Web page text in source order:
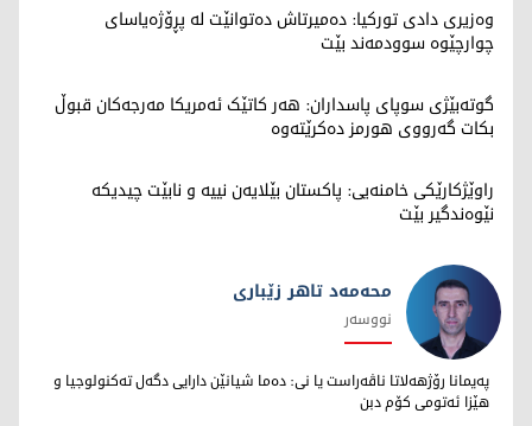
وەزیری دادی تورکیا: دەمیرتاش دەتوانێت لە پڕۆژەیاسای
چوارچێوە سوودمەند بێت
گوتەبێژی سوپای پاسداران: هەر کاتێک ئەمریکا مەرجەکان قبوڵ
بکات گەرووی هورمز دەکرێتەوە
راوێژکارێکی خامنەیی: پاکستان بێلایەن نییە و نابێت چیدیکە
نێوەندگیر بێت
محەمەد تاهر زێبارى
محەمەد تاهر زێبارى
نووسەر
پەیمانا رۆژهەلاتا ناڤەراست یا نى: دەما شیانێن دارایى دگەل تەکنولوجیا و
هێزا ئەتومى کۆم دبن